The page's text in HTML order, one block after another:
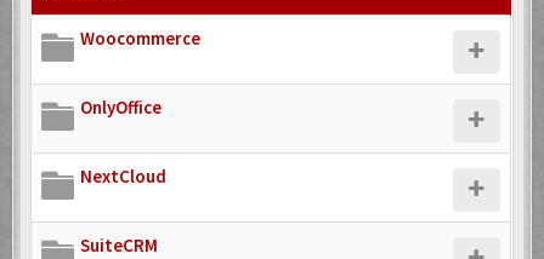
Woocommerce
OnlyOffice
NextCloud
SuiteCRM